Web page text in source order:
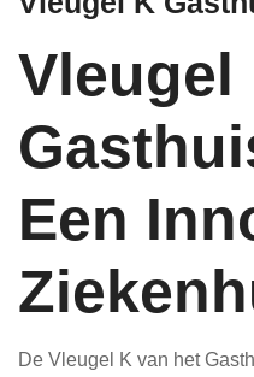
Vleugel
Een
De Vleugel K van het